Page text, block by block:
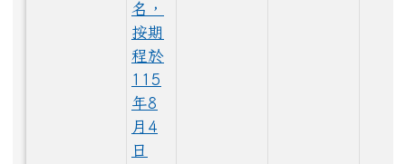
LINE_ALBUM_1150528大頭照_260529_13.jpg
LINE_ALBUM_1150529_260603_37.jpg
名，
按期
程於
115
年8
月4
日